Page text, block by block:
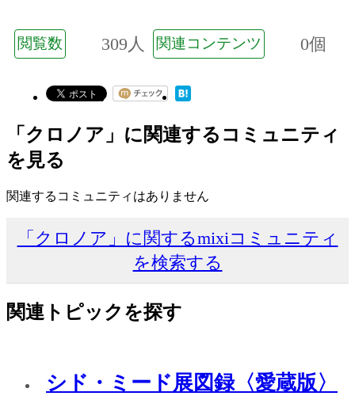
閲覧数 309人 関連コンテンツ 0個
「クロノア」に関連するコミュニティ
を見る
関連するコミュニティはありません
「クロノア」に関するmixiコミュニティ
を検索する
関連トピックを探す
シド・ミード展図録〈愛蔵版〉